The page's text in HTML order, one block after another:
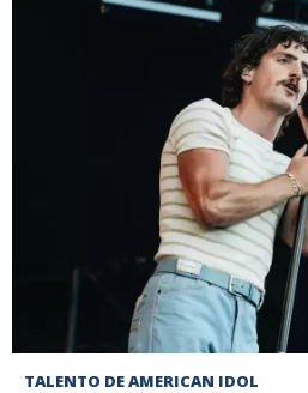
TALENTO DE AMERICAN IDOL